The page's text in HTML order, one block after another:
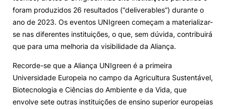
foram produzidos 26 resultados (“deliverables”) durante o
ano de 2023. Os eventos UNIgreen começam a materializar-
se nas diferentes instituições, o que, sem dúvida, contribuirá
que para uma melhoria da visibilidade da Aliança.
Recorde-se que a Aliança UNIgreen é a primeira
Universidade Europeia no campo da Agricultura Sustentável,
Biotecnologia e Ciências do Ambiente e da Vida, que
envolve sete outras instituições de ensino superior europeias